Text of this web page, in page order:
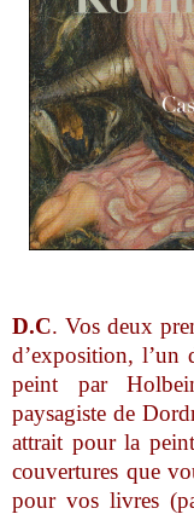
D.C. Vos deux
d’exposition, l’un
peint par
paysagiste de
attrait pour la
couvertures que
pour vos livres